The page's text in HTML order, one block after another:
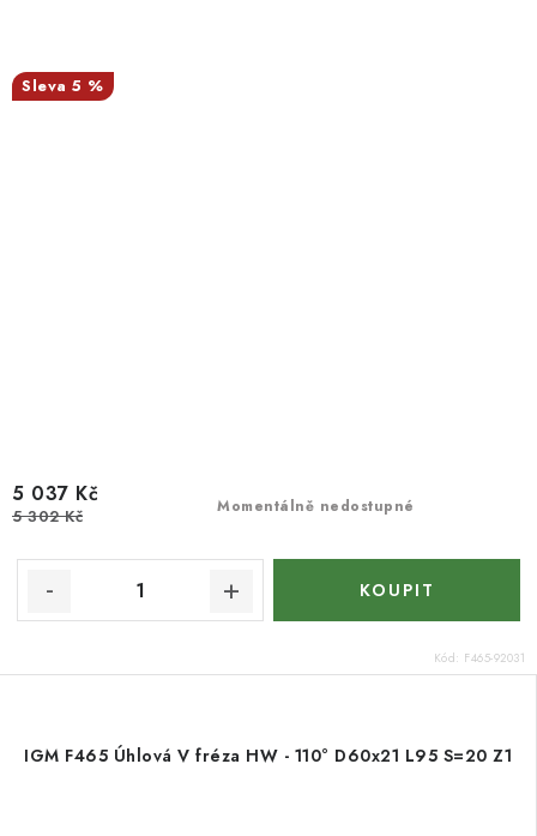
5 %
Momentálně nedostupné
5 037 Kč
5 302 Kč
Kód: F465-92031
IGM F465 Úhlová V fréza HW - 110° D60x21 L95 S=20 Z1